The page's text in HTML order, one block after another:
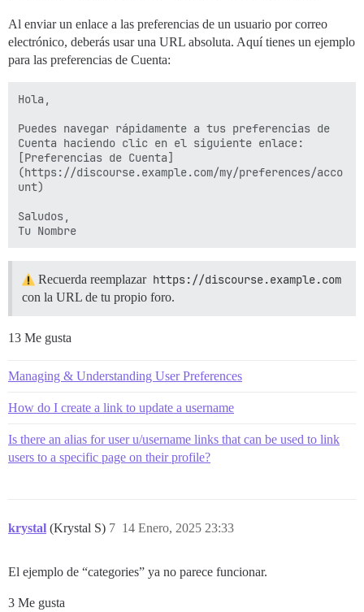
Al enviar un enlace a las preferencias de un usuario por correo
electrónico, deberás usar una URL absoluta. Aquí tienes un ejemplo
para las preferencias de Cuenta:
Hola,
Puedes navegar rápidamente a tus preferencias de
Cuenta haciendo clic en el siguiente enlace:
[Preferencias de Cuenta]
(https://discourse.example.com/my/preferences/acco
unt)
Saludos,
Recuerda reemplazar https://discourse.example.com
con la URL de tu propio foro.
13 Me gusta
Managing & Understanding User Preferences
How do I create a link to update a username
Is there an alias for user u/username links that can be used to link
users to a specific page on their profile?
krystal (Krystal S) 14 Enero, 2025 23:33
7
El ejemplo de “categories” ya no parece funcionar.
3 Me gusta